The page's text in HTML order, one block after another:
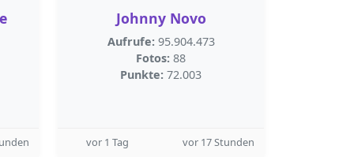
Johnny Novo
Aufrufe: 95.904.473
Fotos: 88
Punkte: 72.003
vor 1 Tag vor 17 Stunden